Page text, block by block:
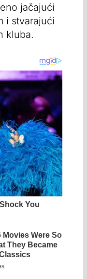
jačajući
i stvarajući
kluba.